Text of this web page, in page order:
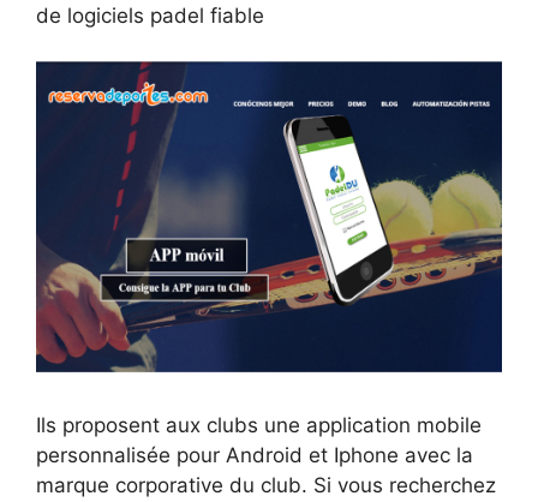
de logiciels padel fiable
Ils proposent aux clubs une application mobile
personnalisée pour Android et Iphone avec la
marque corporative du club. Si vous recherchez